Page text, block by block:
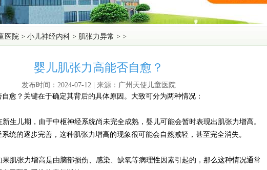
医院 > 小儿神经内科 > 肌张力异常 > >
婴儿肌张力高能否自愈？
发布时间：2024-07-12 | 来源：广州天使儿童医院
？关键在于确定其背后的具体原因。大致可分为两种情况：
儿期，由于中枢神经系统尚未完全成熟，婴儿可能会暂时表现出肌张力增高。
统的逐步完善，这种肌张力增高的现象很可能会自然减轻，甚至完全消失。
张力增高是由脑部损伤、感染、缺氧等病理性因素引起的，那么这种情况通常